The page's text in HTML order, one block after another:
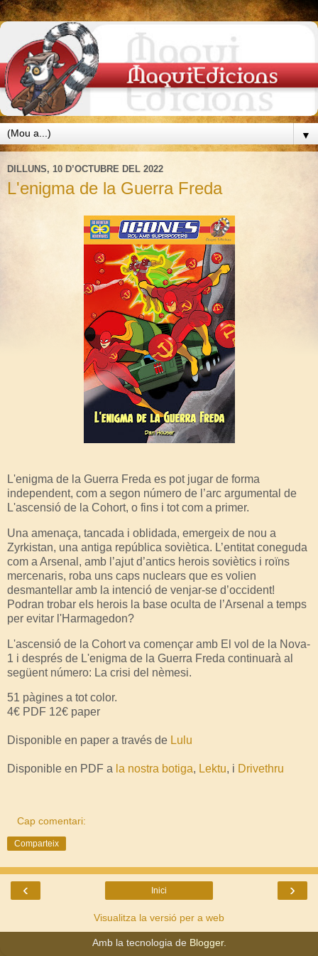
▼
DILLUNS, 10 D’OCTUBRE DEL 2022
L'enigma de la Guerra Freda
L'enigma de la Guerra Freda es pot jugar de forma
independent, com a segon número de l’arc argumental de
L'ascensió de la Cohort, o fins i tot com a primer.
Una amenaça, tancada i oblidada, emergeix de nou a
Zyrkistan, una antiga república soviètica. L’entitat coneguda
com a Arsenal, amb l’ajut d’antics herois soviètics i roïns
mercenaris, roba uns caps nuclears que es volien
desmantellar amb la intenció de venjar-se d’occident!
Podran trobar els herois la base oculta de l’Arsenal a temps
per evitar l'Harmagedon?
L'ascensió de la Cohort va començar amb El vol de la Nova-
1 i després de L'enigma de la Guerra Freda continuarà al
següent número: La crisi del nèmesi.
51 pàgines a tot color.
4€ PDF 12€ paper
Disponible en paper a través de Lulu
Disponible en PDF a la nostra botiga, Lektu, i Drivethru
Cap comentari:
Comparteix
‹ ›
Inici
Visualitza la versió per a web
Amb la tecnologia de Blogger.